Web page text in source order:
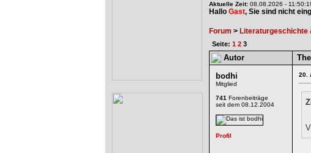
Aktuelle Zeit: 08.08.2026 -
Hallo Gast, Sie sind nicht
Forum > Literaturgeschichte
Seite: 1 2 3
Autor
bodhi
Mitglied
741 Forenbeiträge
seit dem 08.12.2004
20.